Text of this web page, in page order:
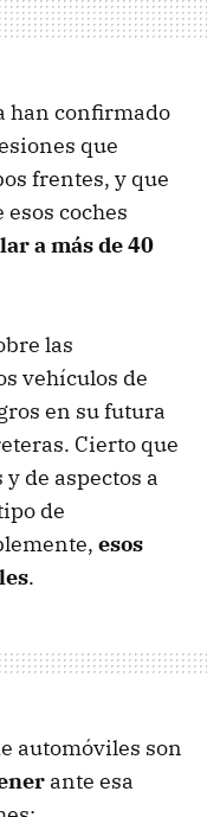
han confirmado
que
frentes, y que
coches
a más de 40
las
vehículos de
en su futura
Cierto que
de aspectos a
de
esos
.
automóviles son
ante esa